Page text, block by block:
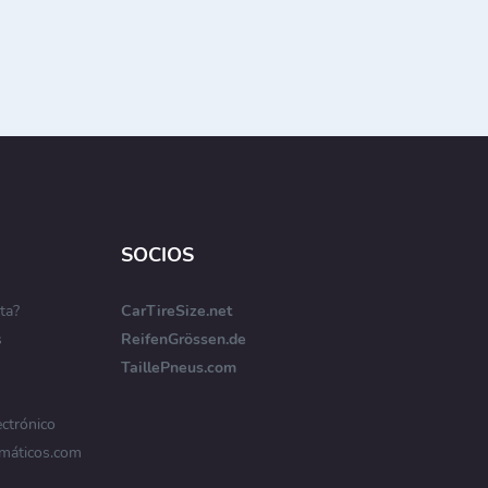
SOCIOS
CarTireSize.net
ReifenGrössen.de
TaillePneus.com